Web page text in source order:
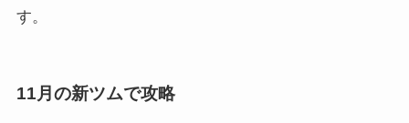
す。
11月の新ツムで攻略